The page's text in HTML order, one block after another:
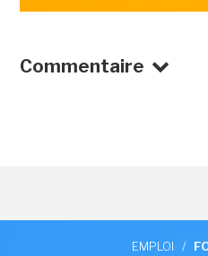
Commentaire
EMPLOI /